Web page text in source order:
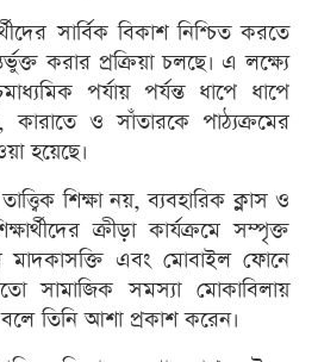
সার্বিক বিকাশ নিশ্চিত করতে
করার প্রক্রিয়া চলছে। এ লক্ষ্যে
পর্যায় পর্যন্ত ধাপে ধাপে
ও সাঁতারকে পাঠ্যক্রমের
হয়েছে।
শিক্ষা নয়, ব্যবহারিক ক্লাস ও
ক্রীড়া কার্যক্রমে সম্পৃক্ত
মাদকাসক্তি এবং মোবাইল ফোনে
সামাজিক সমস্যা মোকাবিলায়
তিনি আশা প্রকাশ করেন।